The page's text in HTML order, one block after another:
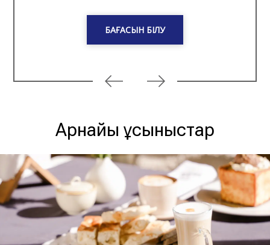
БАҒАСЫН БІЛУ
Арнайы ұсыныстар